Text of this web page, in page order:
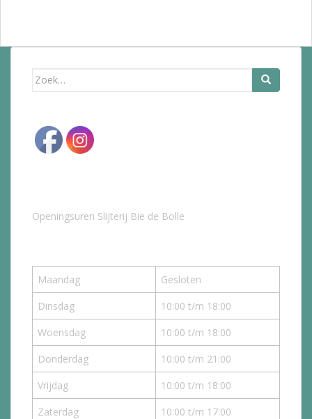
Zoek
Openingsuren Slijterij Bie de Bolle
Maandag
Gesloten
Dinsdag
10:00 t/m 18:00
Woensdag
10:00 t/m 18:00
Donderdag
10:00 t/m 21:00
Vrijdag
10:00 t/m 18:00
Zaterdag
10:00 t/m 17:00